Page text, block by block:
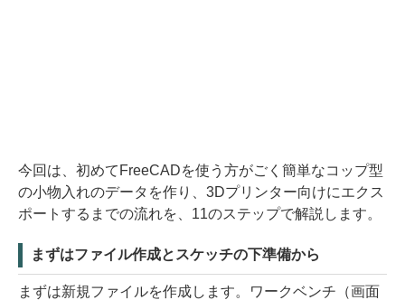
今回は、初めてFreeCADを使う方がごく簡単なコップ型
の小物入れのデータを作り、3Dプリンター向けにエクス
ポートするまでの流れを、11のステップで解説します。
まずはファイル作成とスケッチの下準備から
まずは新規ファイルを作成します。ワークベンチ（画面